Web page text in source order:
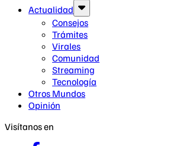
Actualidad
Consejos
Trámites
Virales
Comunidad
Streaming
Tecnología
Otros Mundos
Opinión
Visítanos en